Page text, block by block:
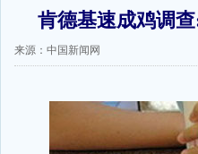
肯德基速成鸡调
来源：中国新闻网